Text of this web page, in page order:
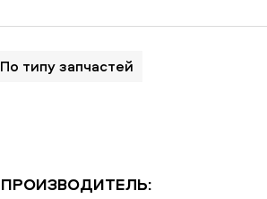
По типу запчастей
ПРОИЗВОДИТЕЛЬ: